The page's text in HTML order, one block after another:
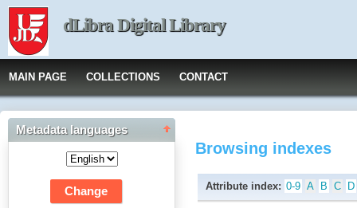
dLibra Digital Library
MAIN PAGE COLLECTIONS CONTACT
Metadata languages
Browsing indexes
Attribute index: 0-9 A B C D